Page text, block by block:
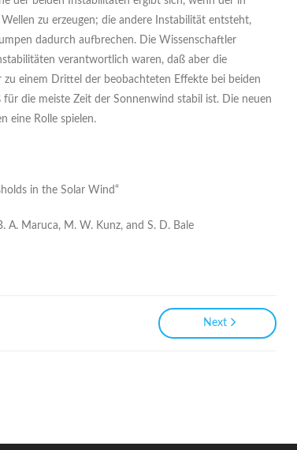
zu erzeugen; die andere Instabilität entsteht,
dadurch aufbrechen. Die Wissenschaftler
verantwortlich waren, daß aber die
einem Drittel der beobachteten Effekte bei beiden
die meiste Zeit der Sonnenwind stabil ist. Die neuen
eine Rolle spielen.
in the Solar Wind“
A. Maruca, M. W. Kunz, and S. D. Bale
Next